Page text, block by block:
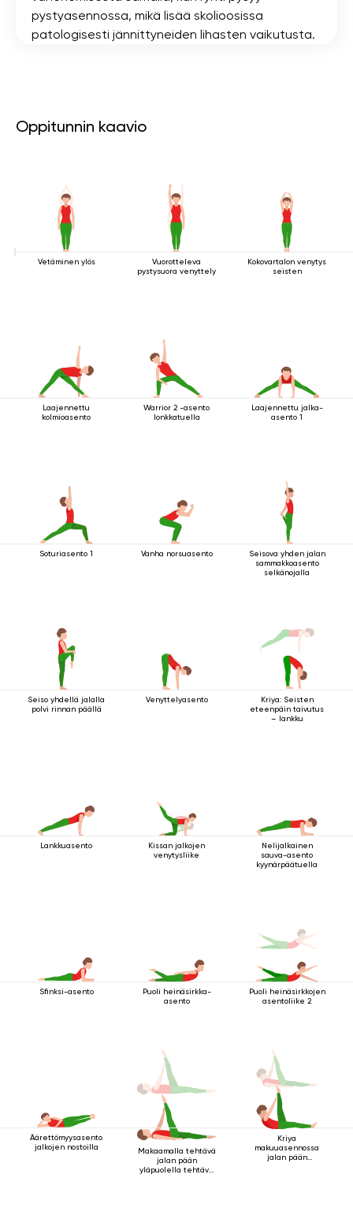
pystyasennossa, mikä lisää skolioosissa
patologisesti jännittyneiden lihasten vaikutusta.
Oppitunnin kaavio
Vetäminen ylös
Vuorotteleva
pystysuora venyttely
Kokovartalon venytys
seisten
Laajennettu
kolmioasento
Warrior 2 -asento
lonkkatuella
Laajennettu jalka-
asento 1
Soturiasento 1 Vanha norsuasento
Seisova yhden jalan
sammakkoasento
selkänojalla
Seiso yhdellä jalalla
polvi rinnan päällä
Venyttelyasento
Kriya: Seisten
eteenpäin taivutus
– lankku
Lankkuasento
Kissan jalkojen
venytysliike
Nelijalkainen
sauva-asento
kyynärpäätuella
Sfinksi-asento
Puoli heinäsirkka-
asento
Puoli heinäsirkkojen
asentoliike 2
Äärettömyysasento
jalkojen nostoilla
Makaamalla tehtävä
jalan pään
yläpuolella tehtävä
Kriya
makuuasennossa
jalan pään